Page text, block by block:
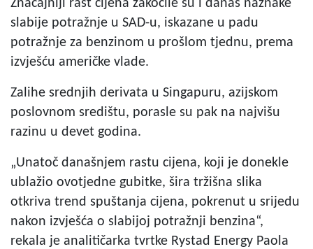
Značajniji rast cijena zakočile su i danas naznake
slabije potražnje u SAD-u, iskazane u padu
potražnje za benzinom u prošlom tjednu, prema
izvješću američke vlade.
Zalihe srednjih derivata u Singapuru, azijskom
poslovnom središtu, porasle su pak na najvišu
razinu u devet godina.
„Unatoč današnjem rastu cijena, koji je donekle
ublažio ovotjedne gubitke, šira tržišna slika
otkriva trend spuštanja cijena, pokrenut u srijedu
nakon izvješća o slabijoj potražnji benzina“,
rekala je analitičarka tvrtke Rystad Energy Paola